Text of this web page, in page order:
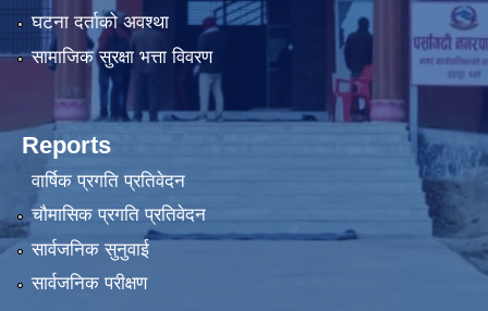
घटना दर्ताको अवश्था
सामाजिक सुरक्षा भत्ता विवरण
Reports
वार्षिक प्रगति प्रतिवेदन
चौमासिक प्रगति प्रतिवेदन
सार्वजनिक सुनुवाई
सार्वजनिक परीक्षण